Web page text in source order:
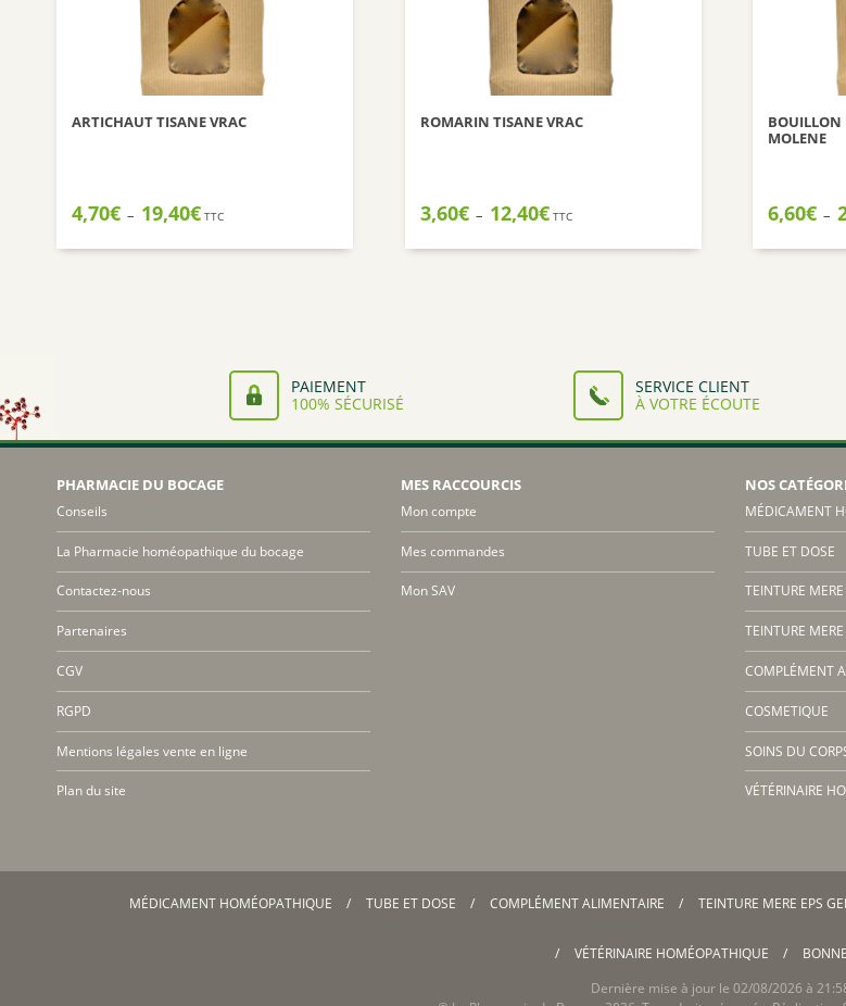
ARTICHAUT TISANE VRAC
4,70€ – 19,40€Plage
prix :
TTC
ROMARIN TISANE VRAC
3,60€ – 12,40€Plage
prix :
TTC
BOUILLON
MOLENE
6,60€ –
PAIEMENT
100% SÉCURISÉ
SERVICE CLIENT
À VOTRE ÉCOUTE
PHARMACIE DU BOCAGE
Conseils
La Pharmacie homéopathique du bocage
Contactez-nous
Partenaires
CGV
RGPD
Mentions légales vente en ligne
Plan du site
MES RACCOURCIS
Mon compte
Mes commandes
Mon SAV
NOS
MÉDICAMENT
TUBE ET DOSE
TEINTURE
TEINTURE MERE
COMPLÉMENT
COSMETIQUE
SOINS DU
VÉTÉRINAIRE
MÉDICAMENT HOMÉOPATHIQUE TUBE ET DOSE COMPLÉMENT ALIMENTAIRE TEINTURE MERE EPS
VÉTÉRINAIRE HOMÉOPATHIQUE
Dernière mise à jour le 02/08/2026 à